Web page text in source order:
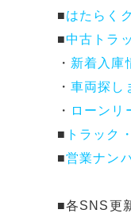
■はたらく
■中古トラ
・ 新着入庫
・車両探し
・ ローンリ
■ トラック
■営業ナン
■各SNS更